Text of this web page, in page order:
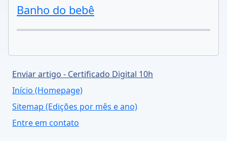
Banho do bebê
Enviar artigo - Certificado Digital 10h
Início (Homepage)
Sitemap (Edições por mês e ano)
Entre em contato